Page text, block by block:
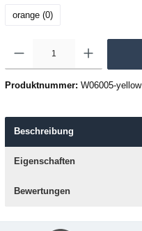
orange (0)
Produktnummer: W06005-yellow
Beschreibung
Eigenschaften
Bewertungen